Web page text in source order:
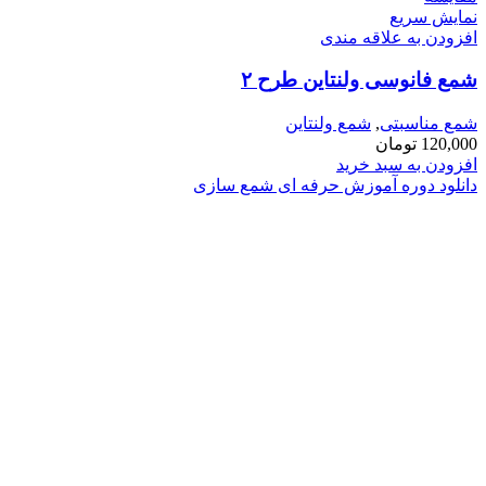
نمایش سریع
افزودن به علاقه مندی
شمع فانوسی ولنتاین طرح ۲
شمع مناسبتی, شمع ولنتاین
120,000 تومان
افزودن به سبد خرید
دانلود دوره آموزش حرفه ای شمع سازی